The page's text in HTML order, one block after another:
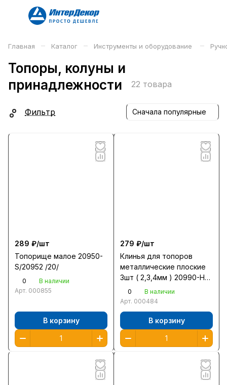
Главная – Каталог – Инструменты и оборудование –
Топоры, колуны и
принадлежности
22 товара
Фильтр Сначала популярные
289 ₽/шт
Топорище малое 20950-
S/20952 /20/
0
В наличии
Арт. 000855
В корзину
279 ₽/шт
Клинья для топоров
металлические плоские
3шт ( 2,3,4мм ) 20990-Н3
/20/
0
В наличии
Арт. 000484
В корзину